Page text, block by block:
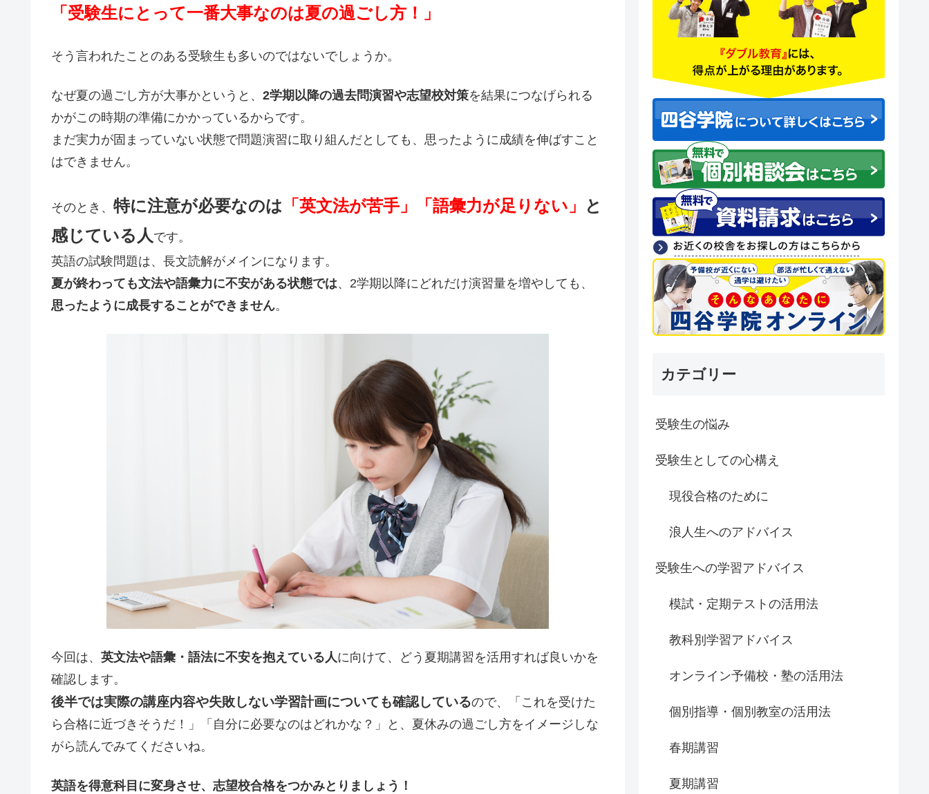
「受験生にとって一番大事なのは夏の過ごし方！」
そう言われたことのある受験生も多いのではないでしょうか。
なぜ夏の過ごし方が大事かというと、 2学期以降の過去問演習や志望校対策を結果につなげられる
かがこの時期の準備にかかっているからです。
まだ実力が固まっていない状態で問題演習に取り組んだとしても、思ったように成績を伸ばすこと
はできません。
そのとき、 特に注意が必要なのは 「英文法が苦手」「語彙力が足りない」
と
感じている人 です。
英語の試験問題は、長文読解がメインになります。
夏が終わっても文法や語彙力に不安がある状態では、2学期以降にどれだけ演習量を増やしても、
思ったように成長することができません。
今回は、 英文法や語彙・語法に不安を抱えている人に向けて、どう夏期講習を活用すれば良いかを
確認します。
後半では実際の講座内容や失敗しない学習計画についても確認しているので、「これを受けた
ら合格に近づきそうだ！」「自分に必要なのはどれかな？」と、夏休みの過ごし方をイメージしな
がら読んでみてくださいね。
英語を得意科目に変身させ、志望校合格をつかみとりましょう！
カテゴリー
受験生の悩み
受験生としての心構え
現役合格のために
浪人生へのアドバイス
受験生への学習アドバイス
模試・定期テストの活用法
教科別学習アドバイス
オンライン予備校・塾の活用法
個別指導・個別教室の活用法
春期講習
夏期講習